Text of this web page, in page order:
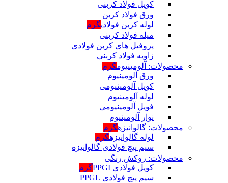
کویل فولاد کربنی
ورق فولاد کربن
لوله کربن فولادیگرم
میله فولاد کربنی
پروفیل های کربن فولادی
زاویه فولاد کربنی
محصولات: آلومینیومگرم
ورق آلومینیوم
کویل آلومینیومی
لوله آلومینیوم
فویل آلومینیومی
نوار آلومینیوم
محصولات: گالوانیزهگرم
لوله گالوانیزهگرم
سیم پیچ فولادی گالوانیزه
محصولات: روکش رنگی
کویل فولادی PPGI
گرم
سیم پیچ فولادی PPGL